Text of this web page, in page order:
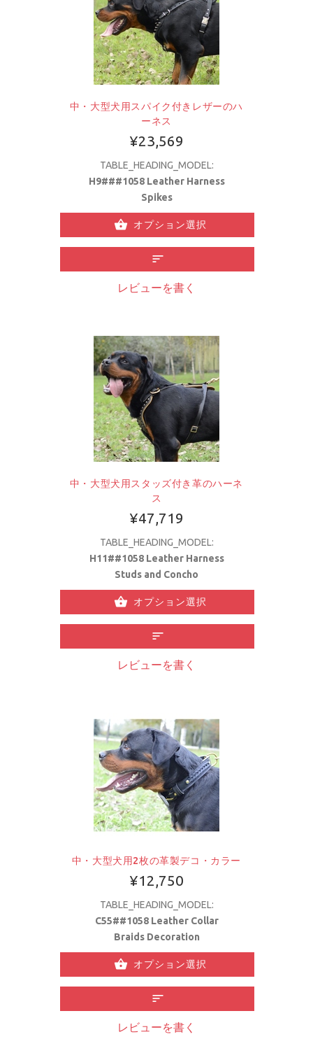
中・大型犬用スパイク付きレザーのハ
ーネス
¥23,569
TABLE_HEADING_MODEL:
H9###1058 Leather Harness
Spikes
オプション選択
レビューを書く
中・大型犬用スタッズ付き革のハーネ
ス
¥47,719
TABLE_HEADING_MODEL:
H11##1058 Leather Harness
Studs and Concho
オプション選択
レビューを書く
中・大型犬用2枚の革製デコ・カラー
¥12,750
TABLE_HEADING_MODEL:
C55##1058 Leather Collar
Braids Decoration
オプション選択
レビューを書く